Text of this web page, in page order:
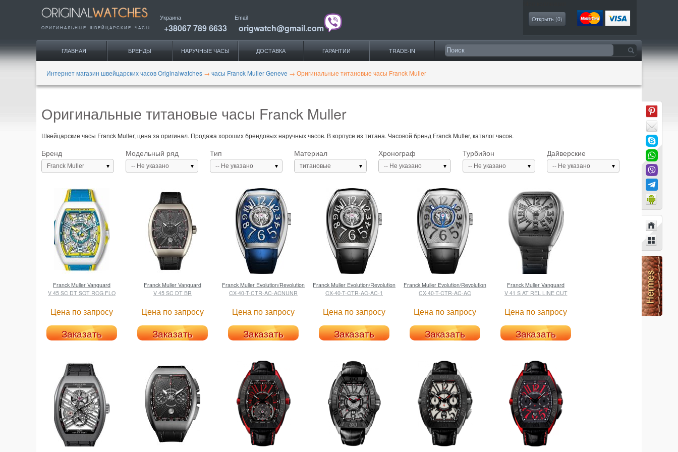
ОРИГИНАЛЬНЫЕ ШВЕЙЦАРСКИЕ ЧАСЫ
Украина
+38067 789 6633
Email
origwatch@gmail.com
Открыть (0)
ГЛАВНАЯ БРЕНДЫ НАРУЧНЫЕ ЧАСЫ ДОСТАВКА ГАРАНТИИ TRADE-IN
Интернет магазин швейцарских часов Originalwatches → часы Franck Muller Geneve → Оригинальные титановые часы Franck Muller
Оригинальные титановые часы Franck Muller
Швейцарские часы Franck Muller, цена за оригинал. Продажа хороших брендовых наручных часов. В корпусе из титана. Часовой бренд Franck Muller, каталог часов.
Бренд
Franck Muller
Модельный ряд
-- Не указано
Тип
-- Не указано
Материал
титановые
Хронограф
-- Не указано
Турбийон
-- Не указано
Дайверские
-- Не указано
Franck Muller Vanguard
V 45 SC DT SOT RCG FLO
Цена по запросу
Заказать
Franck Muller Vanguard
V 45 SC DT BR
Цена по запросу
Заказать
Franck Muller Evolution/Revolution
CX-40-T-CTR-AC-ACNUNR
Цена по запросу
Заказать
Franck Muller Evolution/Revolution
CX-40-T-CTR-AC-AC-1
Цена по запросу
Заказать
Franck Muller Evolution/Revolution
CX-40-T-CTR-AC-AC
Цена по запросу
Заказать
Franck Muller Vanguard
V 41 S AT REL LINE CUT
Цена по запросу
Заказать